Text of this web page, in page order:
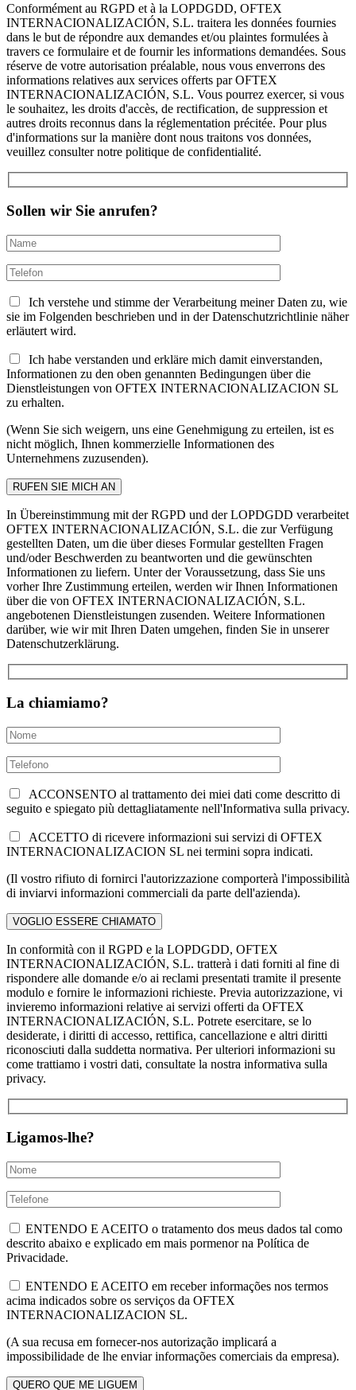
Conformément au RGPD et à la LOPDGDD, OFTEX
INTERNACIONALIZACIÓN, S.L. traitera les données fournies
dans le but de répondre aux demandes et/ou plaintes formulées à
travers ce formulaire et de fournir les informations demandées. Sous
réserve de votre autorisation préalable, nous vous enverrons des
informations relatives aux services offerts par OFTEX
INTERNACIONALIZACIÓN, S.L. Vous pourrez exercer, si vous
le souhaitez, les droits d'accès, de rectification, de suppression et
autres droits reconnus dans la réglementation précitée. Pour plus
d'informations sur la manière dont nous traitons vos données,
veuillez consulter notre politique de confidentialité.
Sollen wir Sie anrufen?
Ich verstehe und stimme der Verarbeitung meiner Daten zu, wie
sie im Folgenden beschrieben und in der Datenschutzrichtlinie näher
erläutert wird.
Ich habe verstanden und erkläre mich damit einverstanden,
Informationen zu den oben genannten Bedingungen über die
Dienstleistungen von OFTEX INTERNACIONALIZACION SL
zu erhalten.
(Wenn Sie sich weigern, uns eine Genehmigung zu erteilen, ist es
nicht möglich, Ihnen kommerzielle Informationen des
Unternehmens zuzusenden).
In Übereinstimmung mit der RGPD und der LOPDGDD verarbeitet
OFTEX INTERNACIONALIZACIÓN, S.L. die zur Verfügung
gestellten Daten, um die über dieses Formular gestellten Fragen
und/oder Beschwerden zu beantworten und die gewünschten
Informationen zu liefern. Unter der Voraussetzung, dass Sie uns
vorher Ihre Zustimmung erteilen, werden wir Ihnen Informationen
über die von OFTEX INTERNACIONALIZACIÓN, S.L.
angebotenen Dienstleistungen zusenden. Weitere Informationen
darüber, wie wir mit Ihren Daten umgehen, finden Sie in unserer
Datenschutzerklärung.
La chiamiamo?
ACCONSENTO al trattamento dei miei dati come descritto di
seguito e spiegato più dettagliatamente nell'Informativa sulla privacy.
ACCETTO di ricevere informazioni sui servizi di OFTEX
INTERNACIONALIZACION SL nei termini sopra indicati.
(Il vostro rifiuto di fornirci l'autorizzazione comporterà l'impossibilità
di inviarvi informazioni commerciali da parte dell'azienda).
In conformità con il RGPD e la LOPDGDD, OFTEX
INTERNACIONALIZACIÓN, S.L. tratterà i dati forniti al fine di
rispondere alle domande e/o ai reclami presentati tramite il presente
modulo e fornire le informazioni richieste. Previa autorizzazione, vi
invieremo informazioni relative ai servizi offerti da OFTEX
INTERNACIONALIZACIÓN, S.L. Potrete esercitare, se lo
desiderate, i diritti di accesso, rettifica, cancellazione e altri diritti
riconosciuti dalla suddetta normativa. Per ulteriori informazioni su
come trattiamo i vostri dati, consultate la nostra informativa sulla
privacy.
Ligamos-lhe?
ENTENDO E ACEITO o tratamento dos meus dados tal como
descrito abaixo e explicado em mais pormenor na Política de
Privacidade.
ENTENDO E ACEITO em receber informações nos termos
acima indicados sobre os serviços da OFTEX
INTERNACIONALIZACION SL.
(A sua recusa em fornecer-nos autorização implicará a
impossibilidade de lhe enviar informações comerciais da empresa).